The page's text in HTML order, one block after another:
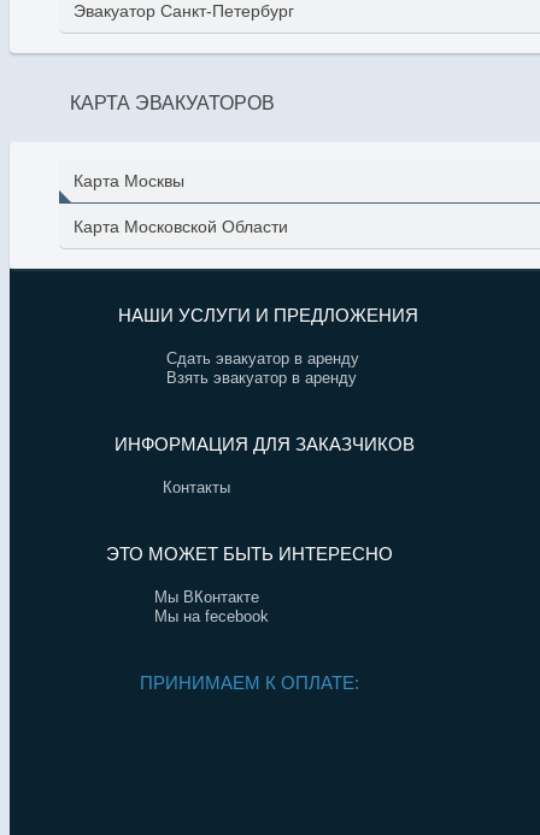
Эвакуатор Санкт-Петербург
КАРТА ЭВАКУАТОРОВ
Карта Москвы
Карта Московской Области
НАШИ УСЛУГИ И ПРЕДЛОЖЕНИЯ
Сдать эвакуатор в аренду
Взять эвакуатор в аренду
ИНФОРМАЦИЯ ДЛЯ ЗАКАЗЧИКОВ
Контакты
ЭТО МОЖЕТ БЫТЬ ИНТЕРЕСНО
Мы ВКонтакте
Мы на fecebook
ПРИНИМАЕМ К ОПЛАТЕ: